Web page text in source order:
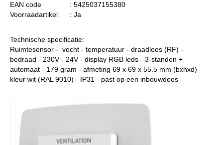
EAN code
: 5425037155380
Voorraadartikel
: Ja
Technische specificatie:
Ruimtesensor - vocht - temperatuur - draadloos (RF) -
bedraad - 230V - 24V - display RGB leds - 3-standen +
automaat - 179 gram - afmeting 69 x 69 x 55.5 mm (bxhxd) -
kleur wit (RAL 9010) - IP31 - past op een inbouwdoos